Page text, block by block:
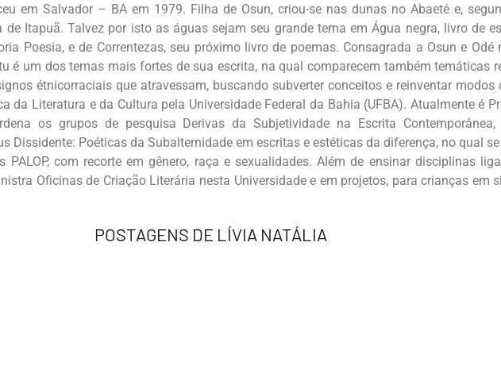
em Salvador – BA em 1979. Filha de Osun, criou-se nas dunas no Abaeté e,
Itapuã. Talvez por isto as águas sejam seu grande tema em Água negra, livro de
Poesia, e de Correntezas, seu próximo livro de poemas. Consagrada a Osun e Odé
é um dos temas mais fortes de sua escrita, na qual comparecem também temáticas
étnicorraciais que atravessam, buscando subverter conceitos e reinventar modos
da Literatura e da Cultura pela Universidade Federal da Bahia (UFBA). Atualmente é
os grupos de pesquisa Derivas da Subjetividade na Escrita
Dissidente: Poéticas da Subalternidade em escritas e estéticas da diferença, no qual
com recorte em gênero, raça e sexualidades. Além de ensinar disciplinas
Oficinas de Criação Literária nesta Universidade e em projetos, para crianças em
POSTAGENS DE LÍVIA NATÁLIA